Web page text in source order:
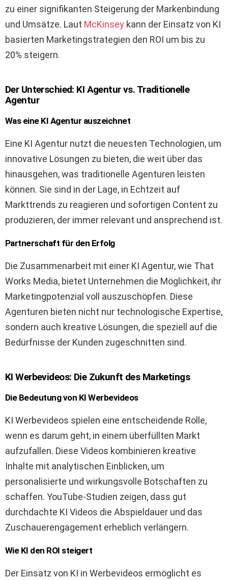
zu einer signifikanten Steigerung der Markenbindung
und Umsätze. Laut McKinsey kann der Einsatz von KI
basierten Marketingstrategien den ROI um bis zu
20% steigern.
Der Unterschied: KI Agentur vs. Traditionelle
Agentur
Was eine KI Agentur auszeichnet
Eine KI Agentur nutzt die neuesten Technologien, um
innovative Lösungen zu bieten, die weit über das
hinausgehen, was traditionelle Agenturen leisten
können. Sie sind in der Lage, in Echtzeit auf
Markttrends zu reagieren und sofortigen Content zu
produzieren, der immer relevant und ansprechend ist.
Partnerschaft für den Erfolg
Die Zusammenarbeit mit einer KI Agentur, wie That
Works Media, bietet Unternehmen die Möglichkeit, ihr
Marketingpotenzial voll auszuschöpfen. Diese
Agenturen bieten nicht nur technologische Expertise,
sondern auch kreative Lösungen, die speziell auf die
Bedürfnisse der Kunden zugeschnitten sind.
KI Werbevideos: Die Zukunft des Marketings
Die Bedeutung von KI Werbevideos
KI Werbevideos spielen eine entscheidende Rolle,
wenn es darum geht, in einem überfüllten Markt
aufzufallen. Diese Videos kombinieren kreative
Inhalte mit analytischen Einblicken, um
personalisierte und wirkungsvolle Botschaften zu
schaffen. YouTube-Studien zeigen, dass gut
durchdachte KI Videos die Abspieldauer und das
Zuschauerengagement erheblich verlängern.
Wie KI den ROI steigert
Der Einsatz von KI in Werbevideos ermöglicht es